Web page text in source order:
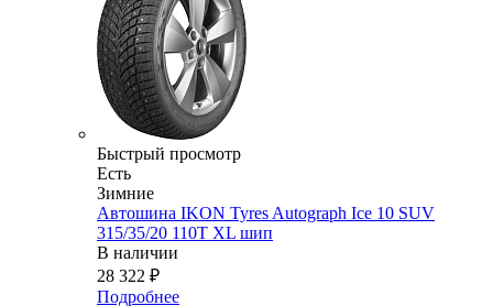
Быстрый просмотр
Есть
Зимние
Автошина IKON Tyres Autograph Ice 10 SUV
315/35/20 110T XL шип
В наличии
28 322 ₽
Подробнее